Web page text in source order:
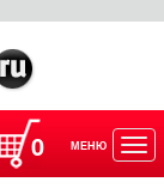
0 МЕНЮ